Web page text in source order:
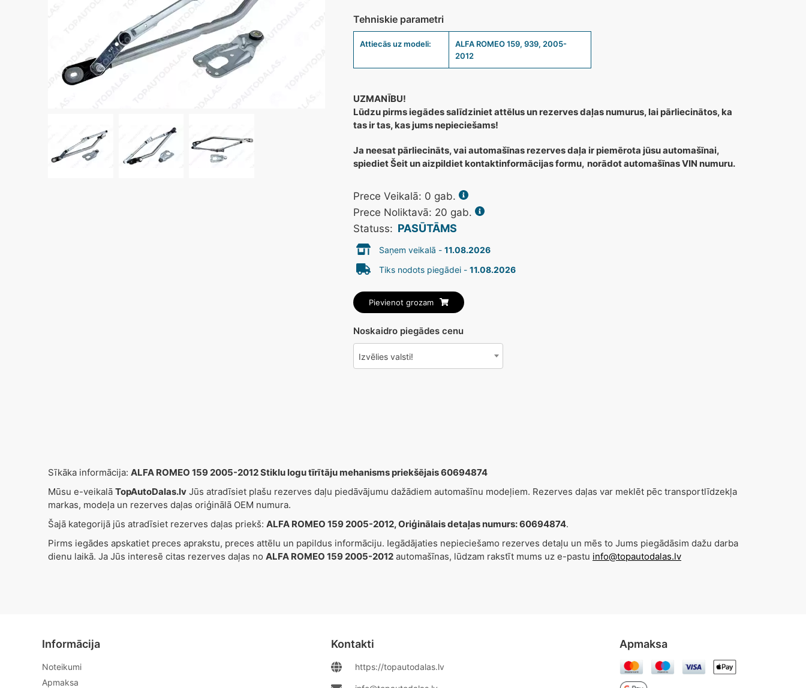
Tehniskie parametri
Attiecās uz modeli:
ALFA ROMEO 159, 939, 2005-
2012
UZMANĪBU!
Lūdzu pirms iegādes salīdziniet attēlus un rezerves daļas numurus, lai pārliecinātos, ka
tas ir tas, kas jums nepieciešams!
Ja neesat pārliecināts, vai automašīnas rezerves daļa ir piemērota jūsu automašīnai,
spiediet Šeit un aizpildiet kontaktinformācijas formu, norādot automašīnas VIN numuru.
Prece Veikalā: 0 gab.
Prece Noliktavā: 20 gab.
Statuss: PASŪTĀMS
Saņem veikalā -11.08.2026
Tiks nodots piegādei -11.08.2026
Pievienot grozam
Noskaidro piegādes cenu
Izvēlies valsti!
Sīkāka informācija: ALFA ROMEO 159 2005-2012 Stiklu logu tīrītāju mehanisms priekšējais 60694874
Mūsu e-veikalā TopAutoDalas.lv Jūs atradīsiet plašu rezerves daļu piedāvājumu dažādiem automašīnu modeļiem. Rezerves daļas var meklēt pēc transportlīdzekļa
markas, modeļa un rezerves daļas oriģinālā OEM numura.
Šajā kategorijā jūs atradīsiet rezerves daļas priekš: ALFA ROMEO 159 2005-2012, Oriģinālais detaļas numurs: 60694874.
Pirms iegādes apskatiet preces aprakstu, preces attēlu un papildus informāciju. Iegādājaties nepieciešamo rezerves detaļu un mēs to Jums piegādāsim dažu darba
dienu laikā. Ja Jūs interesē citas rezerves daļas no ALFA ROMEO 159 2005-2012 automašīnas, lūdzam rakstīt mums uz e-pastu info@topautodalas.lv
Informācija
Noteikumi
Apmaksa
Kontakti
https://topautodalas.lv
Apmaksa